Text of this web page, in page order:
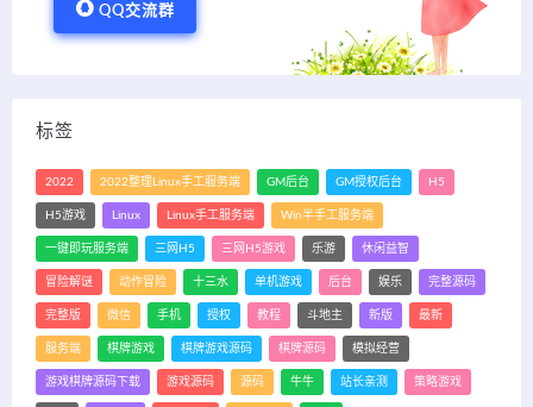
QQ交流群
标签
2022 2022整理Linux手工服务端 GM后台 GM授权后台 H5
H5游戏 Linux Linux手工服务端 Win半手工服务端
一键即玩服务端 三网H5 三网H5游戏 乐游 休闲益智
冒险解谜 动作冒险 十三水 单机游戏 后台 娱乐 完整源码
完整版 微信 手机 授权 教程 斗地主 新版 最新
服务端 棋牌游戏 棋牌游戏源码 棋牌源码 模拟经营
游戏棋牌源码下载 游戏源码 源码 牛牛 站长亲测 策略游戏